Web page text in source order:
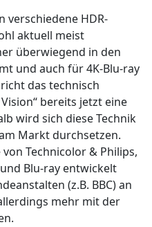
HDR-
aktuell meist
überwiegend in den
und auch für 4K-Blu-ray
das technisch
bereits jetzt eine
wird sich diese Technik
Markt durchsetzen.
Technicolor & Philips,
Blu-ray entwickelt
(z.B. BBC) an
mehr mit der